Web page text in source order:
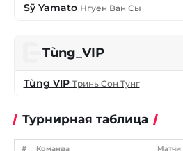
Sỹ Yamato Нгуен Ван Сы
Tùng_VIP
Tùng VIP Тринь Сон Тунг
Турнирная таблица
# Команда Матчи